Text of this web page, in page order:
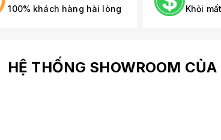
100% khách hàng hài lòng Khỏi
HỆ THỐNG SHOWROOM